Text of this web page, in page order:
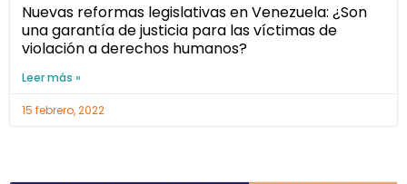
Nuevas reformas legislativas en Venezuela: ¿Son
una garantía de justicia para las víctimas de
violación a derechos humanos?
Leer más »
15 febrero, 2022